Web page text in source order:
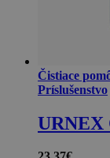
Čistiace
Príslušenstvo
URNEX